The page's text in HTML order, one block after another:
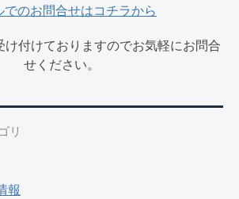
でのお問合せはコチラから
け付けておりますのでお気軽にお問合
せください。
リ
報